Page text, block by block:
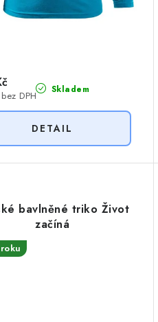
Skladem
DPH
bavlněné triko Život
začíná